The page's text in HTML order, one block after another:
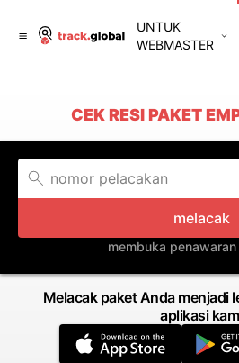
UNTUK
WEBMASTER
CEK RESI PAKET
melacak
membuka penawaran
Melacak paket Anda menjadi
aplikasi